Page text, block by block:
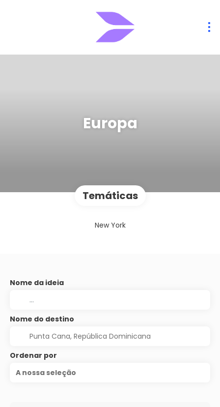
Europa
Temáticas
New York
Nome da ideia
Nome do destino
Ordenar por
A nossa seleção